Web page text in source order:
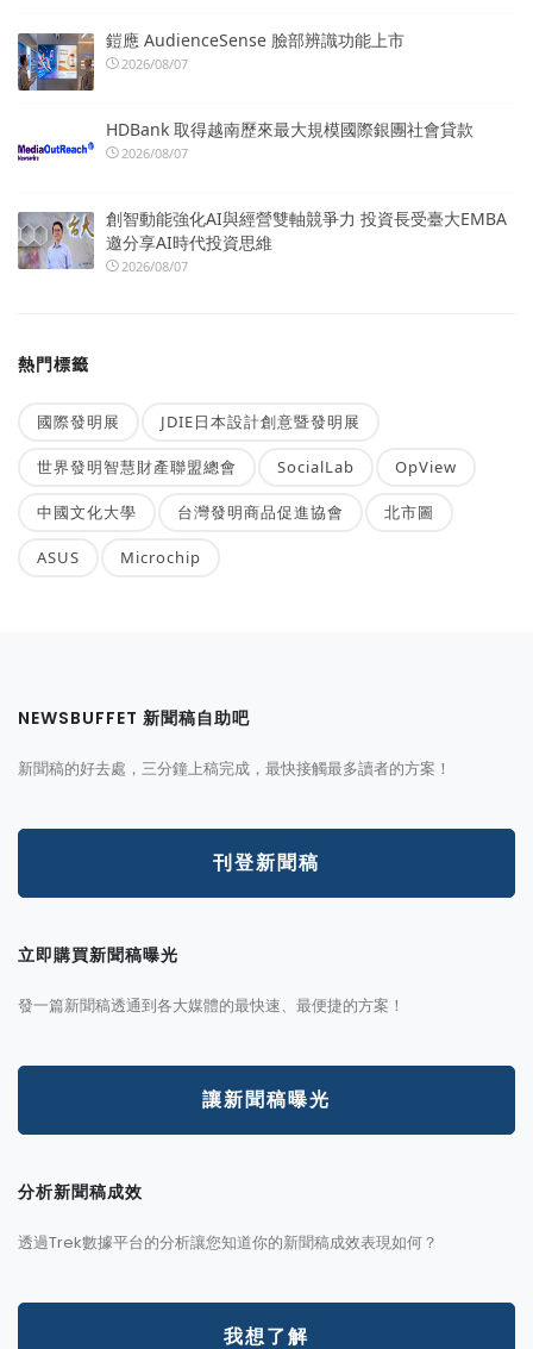
鎧應 AudienceSense 臉部辨識功能上市
2026/08/07
HDBank 取得越南歷來最大規模國際銀團社會貸款
2026/08/07
創智動能強化AI與經營雙軸競爭力 投資長受臺大EMBA
邀分享AI時代投資思維
2026/08/07
熱門標籤
國際發明展 JDIE日本設計創意暨發明展
世界發明智慧財產聯盟總會 SocialLab OpView
中國文化大學 台灣發明商品促進協會 北市圖
ASUS Microchip
NEWSBUFFET 新聞稿自助吧
新聞稿的好去處，三分鐘上稿完成，最快接觸最多讀者的方案！
刊登新聞稿
立即購買新聞稿曝光
發一篇新聞稿透通到各大媒體的最快速、最便捷的方案！
讓新聞稿曝光
分析新聞稿成效
透過Trek數據平台的分析讓您知道你的新聞稿成效表現如何？
我想了解